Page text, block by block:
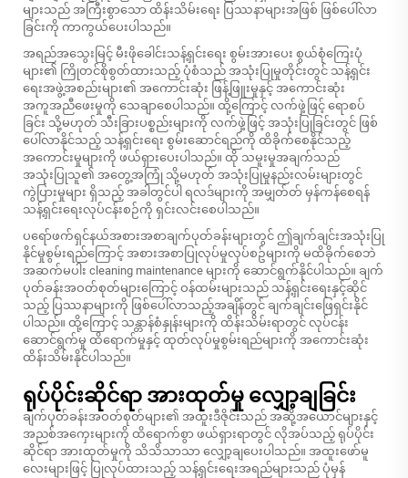
များသည် အကြီးစွာသော ထိန်းသိမ်းရေး ပြဿနာများအဖြစ် ဖြစ်ပေါ်လာ
ခြင်းကို ကာကွယ်ပေးပါသည်။
အရည်အသွေးမြင့် မီးဖိုခေါင်းသန့်ရှင်းရေး စွမ်းအားပေး စွယ်စုံကြေးပုံ
များ၏ ကြိုတင်စိုစွတ်ထားသည့် ပုံစံသည် အသုံးပြုမှုတိုင်းတွင် သန့်ရှင်း
ရေးအဖွဲ့အစည်းများ၏ အကောင်းဆုံး ဖြန့်ဖြူးမှုနှင့် အကောင်းဆုံး
အကူအညီဖေးမှုကို သေချာစေပါသည်။ ထို့ကြောင့် လက်ဖှဲ့ဖြင့် ရောစပ်
ခြင်း သို့မဟုတ် သီးခြားပစ္စည်းများကို လက်ဖှဲ့ဖြင့် အသုံးပြုခြင်းတွင် ဖြစ်
ပေါ်လာနိုင်သည့် သန့်ရှင်းရေး စွမ်းဆောင်ရည်ကို ထိခိုက်စေနိုင်သည့်
အကောင်းမှုများကို ဖယ်ရှားပေးပါသည်။ ထို သမူးမှုအချက်သည်
အသုံးပြုသူ၏ အတွေ့အကြုံ သို့မဟုတ် အသုံးပြုမှုနည်းလမ်းများတွင်
ကွဲပြားမှုများ ရှိသည့် အခါတွင်ပါ ရလဒ်များကို အမျှတ်တ် မှန်ကန်စေရန်
သန့်ရှင်းရေးလုပ်ငန်းစဉ်ကို ရှင်းလင်းစေပါသည်။
ပရော်ဖက်ရှင်နယ်အစားအစာချက်ပုတ်ခန်းများတွင် ဤချက်ချင်းအသုံးပြု
နိုင်မှုစွမ်းရည်ကြောင့် အစားအစာပြုလုပ်မှုလုပ်စဥ်များကို မထိခိုက်စေဘဲ
အဆက်မပါး cleaning maintenance များကို ဆောင်ရွက်နိုင်ပါသည်။ ချက်
ပုတ်ခန်းအဝတ်စုတ်များကြောင့် ဝန်ထမ်းများသည် သန့်ရှင်းရေးနှင့်ဆိုင်
သည့် ပြဿနာများကို ဖြစ်ပေါ်လာသည့်အချိန်တွင် ချက်ချင်းဖြေရှင်းနိုင်
ပါသည်။ ထို့ကြောင့် သန္တာန်စံနှုန်းများကို ထိန်းသိမ်းရာတွင် လုပ်ငန်း
ဆောင်ရွက်မှု ထိရောက်မှုနှင့် ထုတ်လုပ်မှုစွမ်းရည်များကို အကောင်းဆုံး
ထိန်းသိမ်းနိုင်ပါသည်။
ရုပ်ပိုင်းဆိုင်ရာ အားထုတ်မှု လျှော့ချခြင်း
ချက်ပုတ်ခန်းအဝတ်စုတ်များ၏ အထူးဒီဇိုင်းသည် အဆို့အယောင်များနှင့်
အညစ်အကှေးများကို ထိရောက်စွာ ဖယ်ရှားရာတွင် လိုအပ်သည့် ရုပ်ပိုင်း
ဆိုင်ရာ အားထုတ်မှုကို သိသိသာသာ လျှော့ချပေးပါသည်။ အထူးဖော်မူ
လေးများဖြင့် ပြုလုပ်ထားသည့် သန့်ရှင်းရေးအရည်များသည် ပုံမှန်